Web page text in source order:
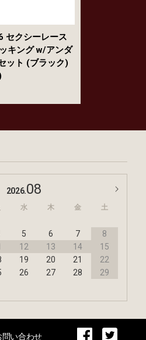
セクシーレース
キング w/アンダ
ット (ブラック)
2026.08
水 木 金 土
5 6 7
8
12 13 14
15
19 20 21
22
26 27 28
29
問い合わせ